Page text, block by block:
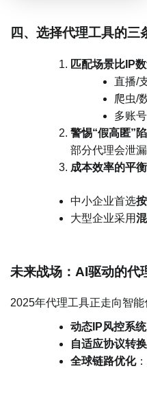
四、选择代理工具的三
匹配场景比IP
直播/
爬虫/
多账
警惕“假高匿”
部分代理会泄漏
成本效率的平
中小企业首选​
大型企业采用​
未来战场：AI驱动的代
2025年代理工具正走向智能
​动态IP风控系统​
​自适应协议转换​
​全球链路优化​